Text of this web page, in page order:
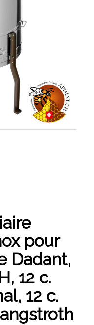
pour
Dadant,
12 c.
12 c.